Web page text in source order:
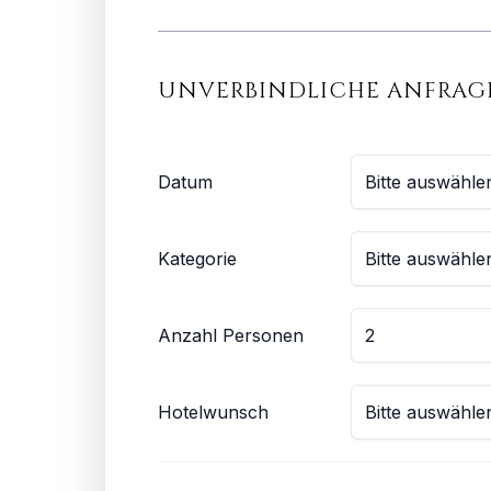
UNVERBINDLICHE
Datum
Kategorie
Anzahl Personen
Hotelwunsch